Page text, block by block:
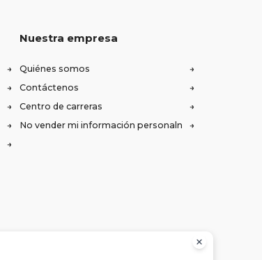
Nuestra empresa
Quiénes somos
Contáctenos
Centro de carreras
No vender mi información personaln